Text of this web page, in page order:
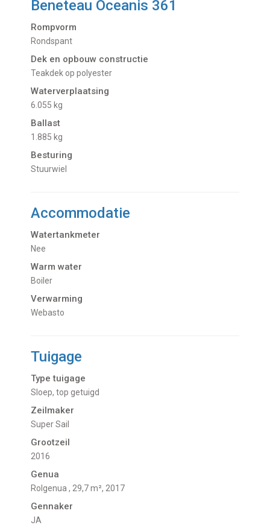
Beneteau Oceanis 361
Rompvorm
Rondspant
Dek en opbouw constructie
Teakdek op polyester
Waterverplaatsing
6.055 kg
Ballast
1.885 kg
Besturing
Stuurwiel
Accommodatie
Watertankmeter
Nee
Warm water
Boiler
Verwarming
Webasto
Tuigage
Type tuigage
Sloep, top getuigd
Zeilmaker
Super Sail
Grootzeil
2016
Genua
Rolgenua , 29,7 m², 2017
Gennaker
JA